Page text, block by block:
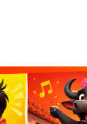
तरह नुसरत फतेह
इश्क़ और इबादत का
का पाठ पढ़ाता है।